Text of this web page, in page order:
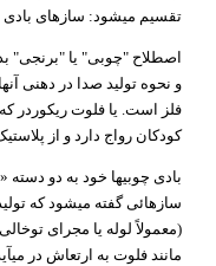
تقسیم میشود: سازهای
اصطلاح "چوبی" یا "برنجی"
و نحوه تولید صدا در دهنی
فلز است. یا فلوت ریکوردر
کودکان رواج دارد و از
بادی چوبیها خود به دو
سازهائی گفته میشود که
(معمولاً لوله یا مجرای
مانند فلوت به ارتعاش در